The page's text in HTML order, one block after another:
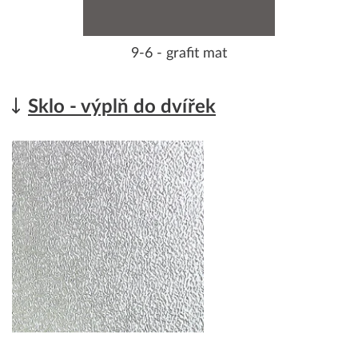
9-6 - grafit mat
Sklo - výplň do dvířek